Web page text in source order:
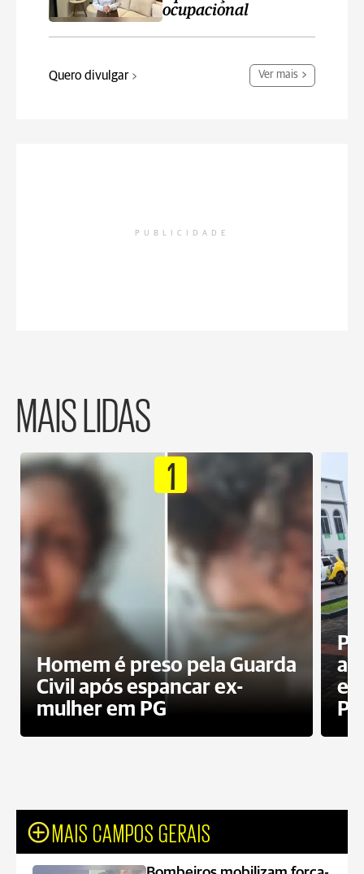
ocupacional
Quero divulgar Ver mais
PUBLICIDADE
MAIS LIDAS
1
Homem é preso pela Guarda
Civil após espancar ex-
mulher em PG
MAIS CAMPOS GERAIS